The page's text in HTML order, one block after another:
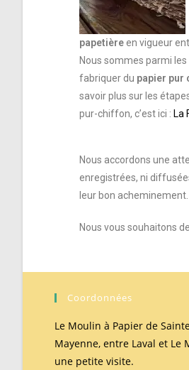
papetièreen vigueur
Nous sommes parmi
fabriquer du papier pur
savoir plus sur les
pur-chiffon, c’est ici : La
Nous accordons une
enregistrées, ni
leur bon
Nous vous souhaitons
Coordonnées
Le Moulin à Papier de
Mayenne, entre Laval et Le
une petite visite.